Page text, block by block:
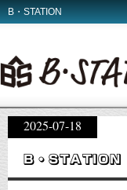
B・STATION
B・STATION
2025-07-18